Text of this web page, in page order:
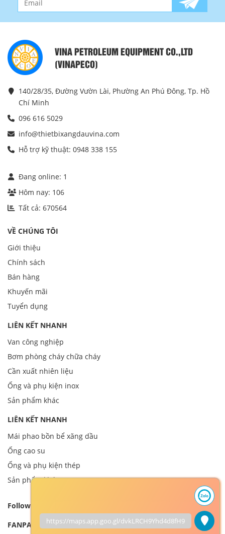
VINA PETROLEUM EQUIPMENT CO.,LTD
(VINAPECO)
140/28/35, Đường Vườn Lài, Phường An Phú Đông, Tp. Hồ
Chí Minh
096 616 5029
info@thietbixangdauvina.com
Hỗ trợ kỹ thuật: 0948 338 155
Đang online: 1
Hôm nay: 106
Tất cả: 670564
VỀ CHÚNG TÔI
Giới thiệu
Chính sách
Bán hàng
Khuyến mãi
Tuyển dụng
LIÊN KẾT NHANH
Van công nghiệp
Bơm phòng cháy chữa cháy
Cần xuất nhiên liệu
Ống và phụ kiện inox
Sản phẩm khác
LIÊN KẾT NHANH
Mái phao bồn bể xăng dầu
Ống cao su
Ống và phụ kiện thép
Sản phẩm khác
Follow us
FANPAGE FACEBOOKhttps://maps.app.goo.gl/dvkLRCH9Yhd4d8fH9